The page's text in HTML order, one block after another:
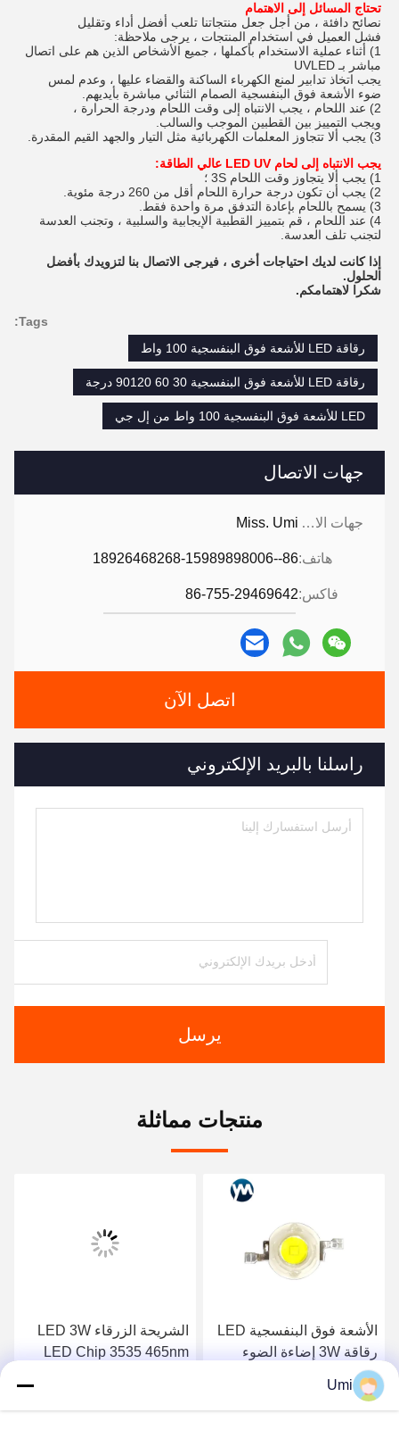
جهات الاتصال
جهات الاتصال: Miss. Umi
هاتف:86--18926468268-15989898006
فاكس:86-755-29469642
اتصل الآن
راسلنا بالبريد الإلكتروني
يرسل
تحتاج المسائل إلى الاهتمام
نصائح دافئة ، من أجل جعل منتجاتنا تلعب أفضل أداء وتقليل
فشل العميل في استخدام المنتجات ، يرجى ملاحظة:
1) أثناء عملية الاستخدام بأكملها ، جميع الأشخاص الذين هم على اتصال
مباشر بـ UVLED
يجب اتخاذ تدابير لمنع الكهرباء الساكنة والقضاء عليها ، وعدم لمس
ضوء الأشعة فوق البنفسجية الصمام الثنائي مباشرة بأيديهم.
2) عند اللحام ، يجب الانتباه إلى وقت اللحام ودرجة الحرارة ،
ويجب التمييز بين القطبين الموجب والسالب.
3) يجب ألا تتجاوز المعلمات الكهربائية مثل التيار والجهد القيم المقدرة.
يجب الانتباه إلى لحام LED UV عالي الطاقة:
1) يجب ألا يتجاوز وقت اللحام 3S ؛
2) يجب أن تكون درجة حرارة اللحام أقل من 260 درجة مئوية.
3) يسمح باللحام بإعادة التدفق مرة واحدة فقط.
4) عند اللحام ، قم بتمييز القطبية الإيجابية والسلبية ، وتجنب العدسة
لتجنب تلف العدسة.
إذا كانت لديك احتياجات أخرى ، فيرجى الاتصال بنا لتزويدك بأفضل
الحلول.
شكرا لاهتمامكم.
Tags:
رقاقة LED للأشعة فوق البنفسجية 100 واط
رقاقة LED للأشعة فوق البنفسجية 30 60 90120 درجة
LED للأشعة فوق البنفسجية 100 واط من إل جي
منتجات مماثلة
الأشعة فوق البنفسجية LED
رقاقة 3W إضاءة الضوء
حرارة اللون
احصل على افضل سعر
الشريحة الزرقاء LED 3W
LED Chip 3535 465nm
احصل على افضل سعر
Umi